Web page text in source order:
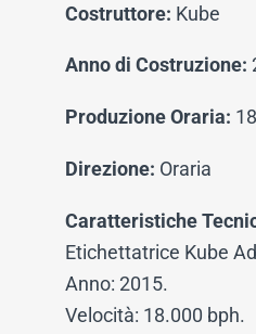
Costruttore: Kube
Anno di Costruzione:
Produzione Oraria:
Direzione: Oraria
Caratteristiche
Etichettatrice Kube
Anno: 2015.
Velocità: 18.000 bph.